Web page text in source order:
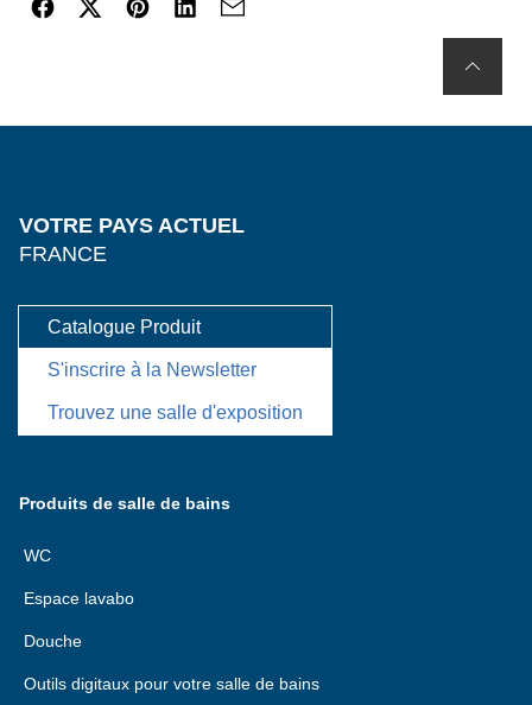
VOTRE PAYS ACTUEL
FRANCE
Catalogue Produit
S'inscrire à la Newsletter
Trouvez une salle d'exposition
Produits de salle de bains
WC
Espace lavabo
Douche
Outils digitaux pour votre salle de bains